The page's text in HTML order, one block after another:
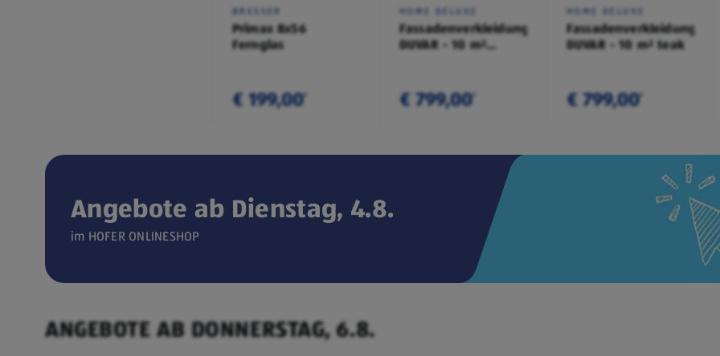
Verfügbar seit 04.08.2026
CEEM
BRESSER
Primax 8x56
Fernglas
€ 199,00¹
HOME DELUXE
Fassadenverkleidung
DUVAR - 10 m²
€ 799,00¹
HOME DELUXE
Fassadenverkleidung
DUVAR - 10 m² teak
€ 799,00¹
Angebote ab Dienstag, 4.8.
im HOFER ONLINESHOP
(öffnet in einem neuen Tab)
ANGEBOTE AB DONNERSTAG, 6.8.